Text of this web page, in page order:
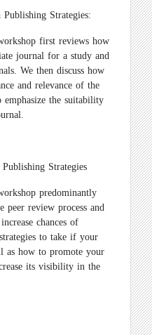
Strategies:
first reviews how
journal for a study and
We then discuss how
and relevance of the
the suitability
.
Strategies
predominantly
peer review process and
chances of
to take if your
as how to promote your
its visibility in the